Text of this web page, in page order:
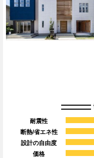
耐震性
断熱/省エネ性
設計の自由度
価格